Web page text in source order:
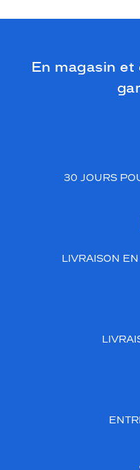
En magasin et
30 JOURS
LIVRAISON